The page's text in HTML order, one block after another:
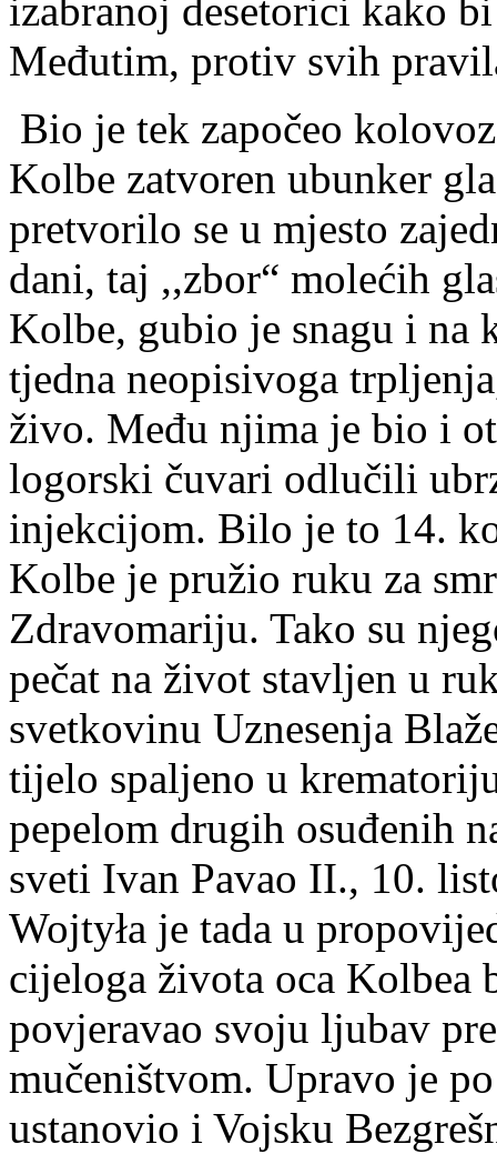
izabranoj desetorici kako
Međutim, protiv svih
Bio je tek započeo
Kolbe zatvoren ubunker
pretvorilo se u mjesto
dani, taj ,,zbor“ molećih
Kolbe, gubio je snagu i na
tjedna neopisivoga
živo. Među njima je bio i
logorski čuvari odlučili
injekcijom. Bilo je to 14.
Kolbe je pružio ruku za
Zdravomariju. Tako su
pečat na život stavljen u
svetkovinu Uznesenja
tijelo spaljeno u
pepelom drugih osuđenih
sveti Ivan Pavao II., 10.
Wojtyła je tada u
cijeloga života oca Kolbea
povjeravao svoju ljubav
mučeništvom. Upravo je
ustanovio i Vojsku